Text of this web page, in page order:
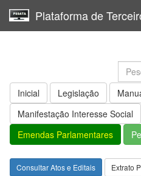
Plataforma de
Inicial Legislação
Manifestação Interesse Social
Emendas Parlamentares
Consultar Atos e Editais Extrato